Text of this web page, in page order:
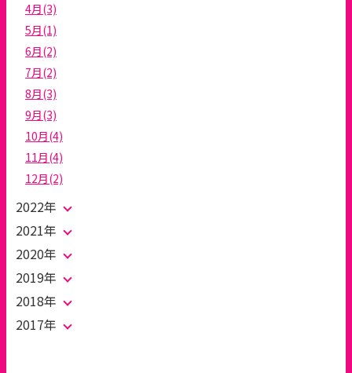
4月(3)
5月(1)
6月(2)
7月(2)
8月(3)
9月(3)
10月(4)
11月(4)
12月(2)
2022年
2021年
2020年
2019年
2018年
2017年